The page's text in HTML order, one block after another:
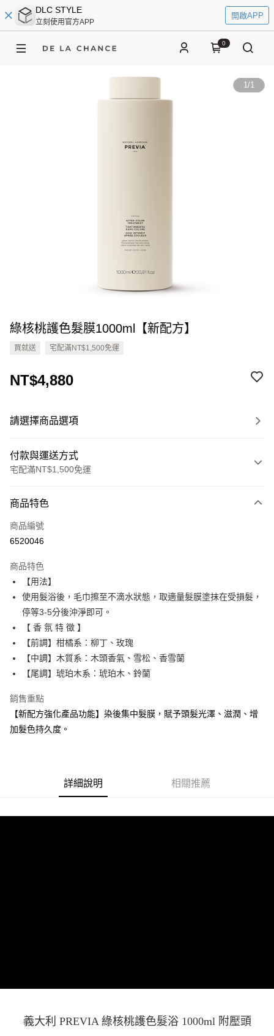
DLC STYLE
立刻使用官方APP
開啟APP
0
1/1
綠核桃護色髮膜1000ml【新配方】
買就送 宅配滿NT$1,500免運
NT$4,880
請選擇商品選項
付款與運送方式
宅配滿NT$1,500免運
信用卡一次付款
Apple Pay
運送方式
黑貓宅急便
每筆NT$100，滿NT$1,500(含以上)免運費
宅配
每筆NT$300，滿NT$5,000(含以上)免運費
商品特色
商品編號
6520046
商品特色
【用法】
使用髮浴後，毛巾擦至不滴水狀態，取適量髮膜塗抹在受損髮，
停等3-5分後沖淨即可。
【 香 氛 特 徵 】
【前調】柑橘系：柳丁、玫瑰
【中調】木質系：木頭香氣、雪松、香雪蘭
【尾調】琥珀木系：琥珀木、鈴蘭
銷售重點
【新配方強化產品功能】染後集中髮膜，賦予頭髮光澤、滋潤、增
加髮色持久度。
詳細說明 相關推薦
義大利 PREVIA 綠核桃護色髮浴 1000ml 附壓頭